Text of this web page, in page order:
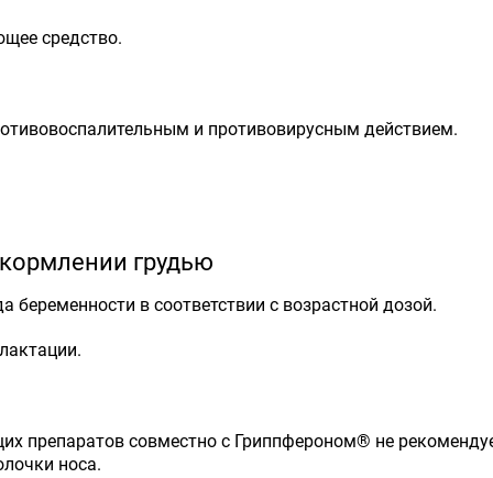
средство.
и противовирусным действием.
грудью
в соответствии с возрастной дозой.
препаратов совместно с Гриппфероном® не
носа.